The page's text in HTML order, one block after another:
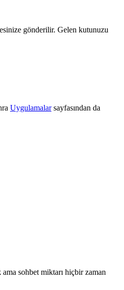
gönderilir. Gelen kutunuzu
Uygulamalarsayfasından da
sohbet miktarı hiçbir zaman